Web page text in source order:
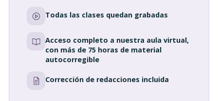
Todas las clases quedan grabadas
Acceso completo a nuestra aula virtual,
con más de 75 horas de material
autocorregible
Corrección de redacciones incluida